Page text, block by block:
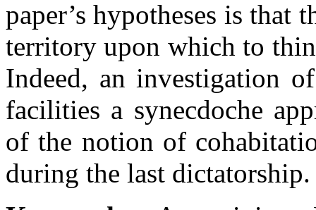
paper’s hypotheses is
territory upon which to
Indeed, an investigation
facilities a synecdoche
of the notion of
during the last dictatorship.